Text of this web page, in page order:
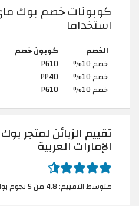
كوبونات خصم بوك
استخداما
الخصم كوبون خصم
خصم 10%
PG10
خصم 10%
PP40
خصم 10%
PG10
تقييم الزبائن لمتجر
الإمارات العربية
متوسط التقييم: 4.8 من 5 نجوم بواسطة 91 مستخدم